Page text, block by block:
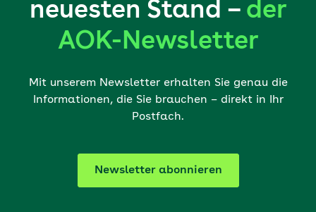
neuesten Stand – der
AOK-Newsletter
Mit unserem Newsletter erhalten Sie genau die
Informationen, die Sie brauchen – direkt in Ihr
Postfach.
Newsletter abonnieren